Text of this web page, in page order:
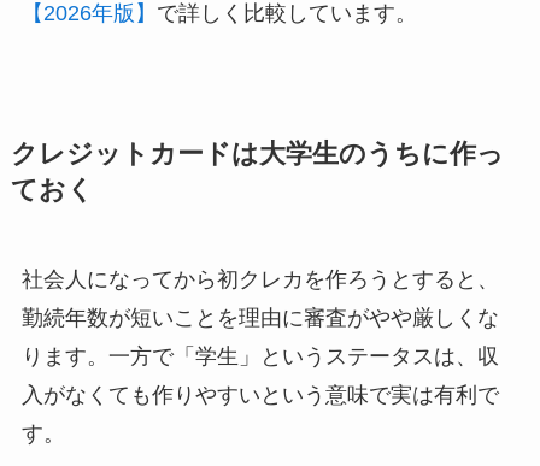
【2026年版】 で詳しく比較しています。
クレジットカードは大学生のうちに作っ
ておく
社会人になってから初クレカを作ろうとすると、
勤続年数が短いことを理由に審査がやや厳しくな
ります。一方で「学生」というステータスは、収
入がなくても作りやすいという意味で実は有利で
す。